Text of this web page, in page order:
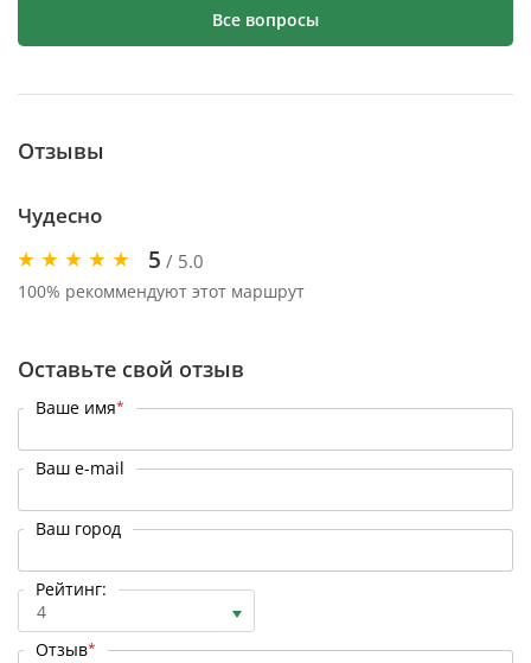
Все вопросы
Отзывы
Чудесно
5 / 5.0
100% рекоммендуют этот маршрут
Оставьте свой отзыв
Ваше имя*
Ваш e-mail
Ваш город
Рейтинг:
4
Отзыв*